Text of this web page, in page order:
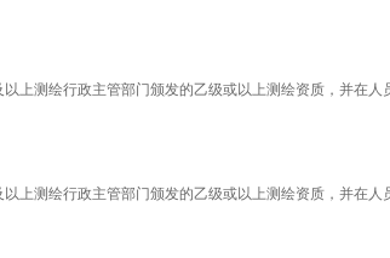
上测绘行政主管部门颁发的乙级或以上测绘资质，并在人
上测绘行政主管部门颁发的乙级或以上测绘资质，并在人